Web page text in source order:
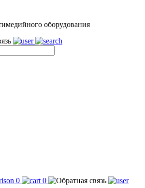
оборудования
0 0